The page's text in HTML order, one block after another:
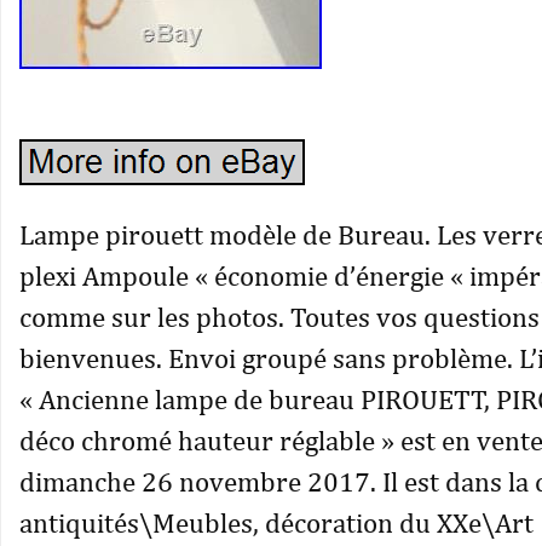
Lampe pirouett modèle de Bureau. Les
plexi Ampoule « économie d’énergie «
comme sur les photos. Toutes vos
bienvenues. Envoi groupé sans problème.
« Ancienne lampe de bureau PIROUETT,
déco chromé hauteur réglable » est en
dimanche 26 novembre 2017. Il est dans la
antiquités\Meubles, décoration du XXe\Art